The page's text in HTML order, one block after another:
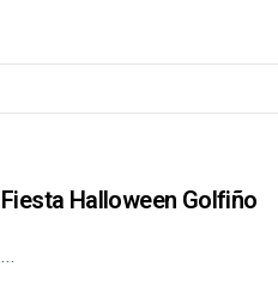
Fiesta Halloween Golfiño
…